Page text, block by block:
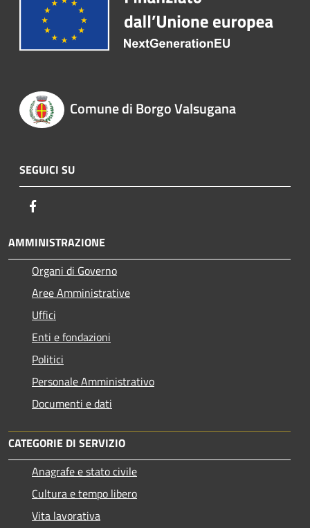
Comune di Borgo Valsugana
SEGUICI SU
AMMINISTRAZIONE
Organi di Governo
Aree Amministrative
Uffici
Enti e fondazioni
Politici
Personale Amministrativo
Documenti e dati
CATEGORIE DI SERVIZIO
Anagrafe e stato civile
Cultura e tempo libero
Vita lavorativa